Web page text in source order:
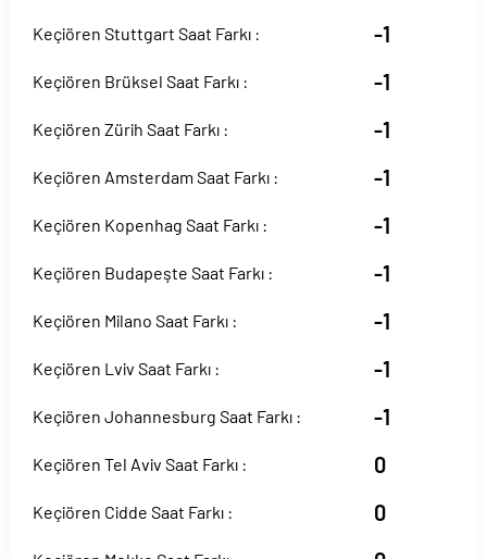
Keçiören Stuttgart Saat Farkı : -1
Keçiören Brüksel Saat Farkı : -1
Keçiören Zürih Saat Farkı : -1
Keçiören Amsterdam Saat Farkı : -1
Keçiören Kopenhag Saat Farkı : -1
Keçiören Budapeşte Saat Farkı : -1
Keçiören Milano Saat Farkı : -1
Keçiören Lviv Saat Farkı : -1
Keçiören Johannesburg Saat Farkı : -1
Keçiören Tel Aviv Saat Farkı : 0
Keçiören Cidde Saat Farkı : 0